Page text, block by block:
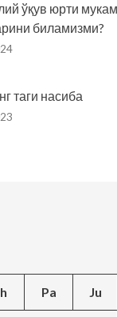
ўқув юрти
биламизми?
таги насиба
Pa Ju